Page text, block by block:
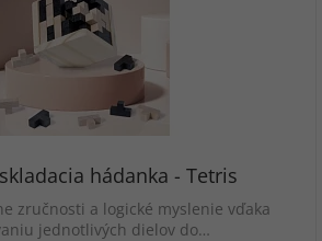
hádanka - Tetris
zručnosti a logické myslenie vďaka
jednotlivých dielov do…